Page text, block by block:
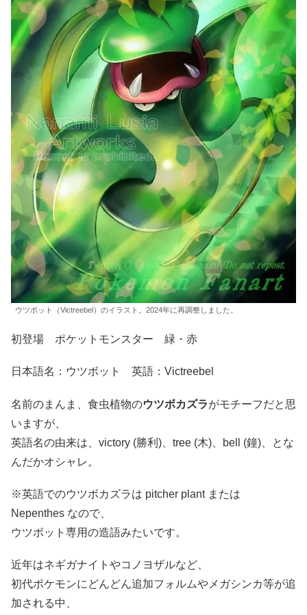
ウツボット（Victreebel）のイラスト。2024年に再調整しました。
初登場 ポケットモンスター 緑・赤
日本語名：ウツボット 英語：Victreebel
名前のまんま、食虫植物のウツボカズラがモチーフだと思
いますが、
英語名の由来は、victory (勝利)、tree (木)、bell (鐘)、とな
んだかオシャレ。
※英語でのウツボカズラは pitcher plant または
Nepenthes なので、
ウツボット専用の造語みたいです。
近年はネギガナイトやコノヨザルなど、
初代ポケモンにどんどん追加フォルムやメガシンカ等が追
加される中、